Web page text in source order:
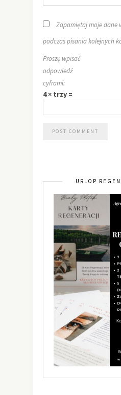
Zapamiętaj moje dane
podczas pisania kolejnych
Proszę wpisać
odpowiedź
cyframi:
4 × trzy =
URLOP